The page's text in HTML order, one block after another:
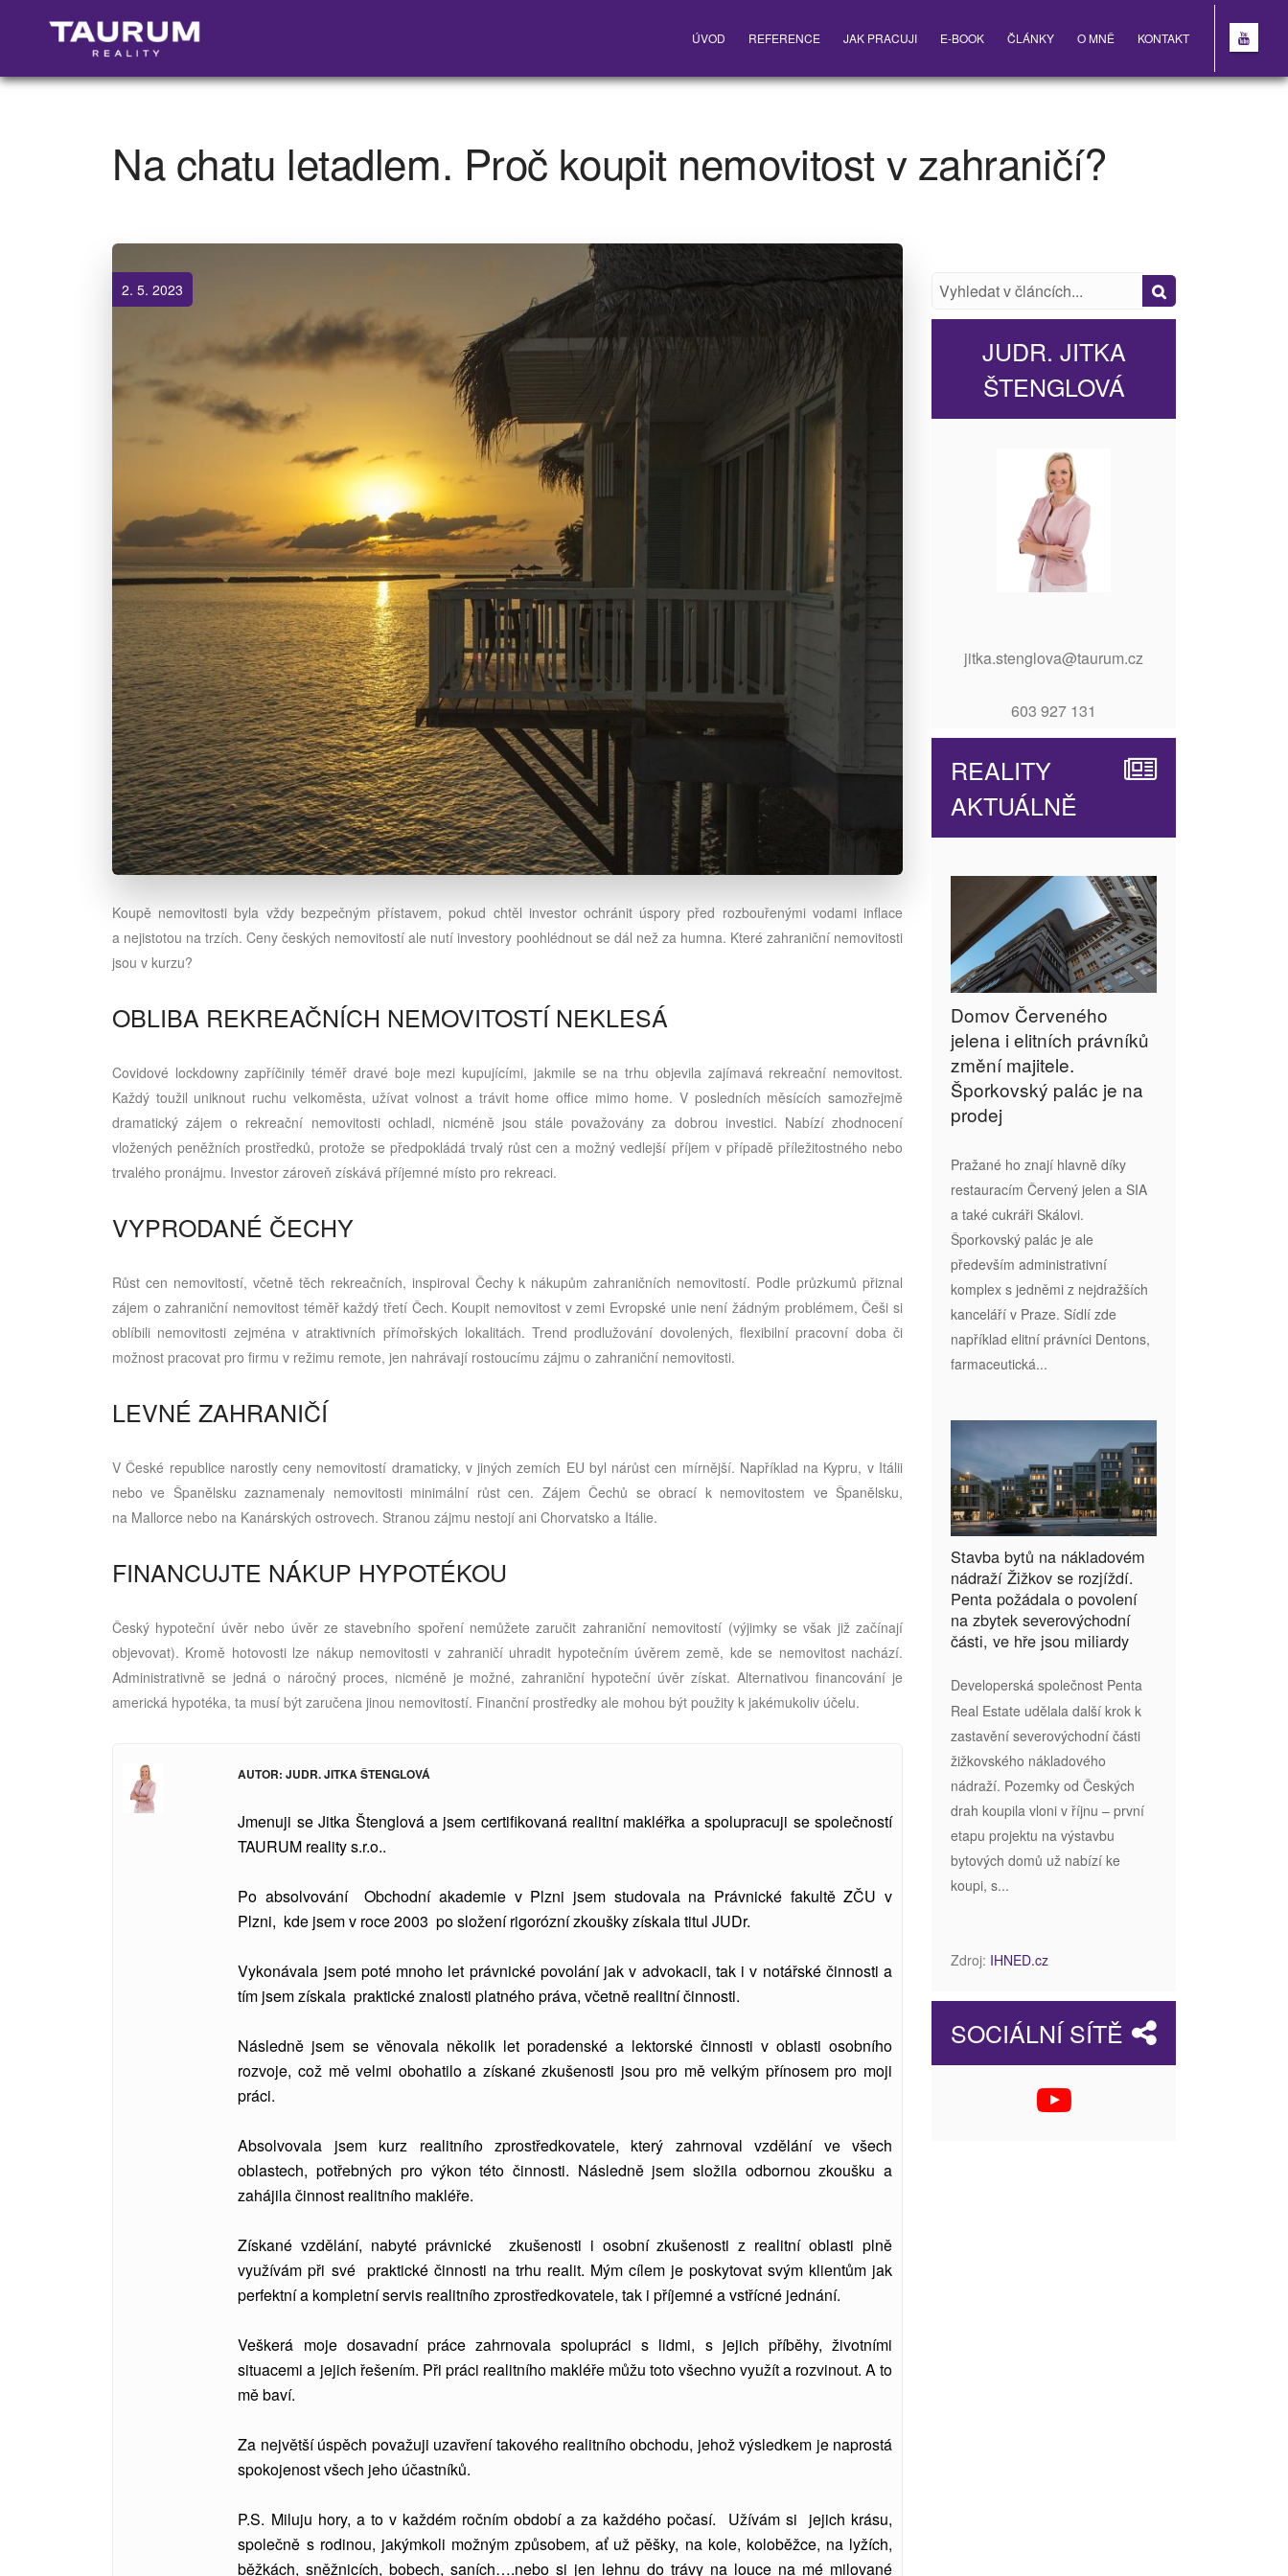
ÚVOD REFERENCE JAK PRACUJI E-BOOK ČLÁNKY O MNĚ KONTAKT
Na chatu letadlem. Proč koupit nemovitost v zahraničí?
2. 5. 2023
Koupě nemovitosti byla vždy bezpečným přístavem, pokud chtěl investor ochránit úspory před rozbouřenými vodami inflace
a nejistotou na trzích. Ceny českých nemovitostí ale nutí investory poohlédnout se dál než za humna. Které zahraniční nemovitosti
jsou v kurzu?
OBLIBA REKREAČNÍCH NEMOVITOSTÍ NEKLESÁ
Covidové lockdowny zapříčinily téměř dravé boje mezi kupujícími, jakmile se na trhu objevila zajímavá rekreační nemovitost.
Každý toužil uniknout ruchu velkoměsta, užívat volnost a trávit home office mimo home. V posledních měsících samozřejmě
dramatický zájem o rekreační nemovitosti ochladl, nicméně jsou stále považovány za dobrou investici. Nabízí zhodnocení
vložených peněžních prostředků, protože se předpokládá trvalý růst cen a možný vedlejší příjem v případě příležitostného nebo
trvalého pronájmu. Investor zároveň získává příjemné místo pro rekreaci.
VYPRODANÉ ČECHY
Růst cen nemovitostí, včetně těch rekreačních, inspiroval Čechy k nákupům zahraničních nemovitostí. Podle průzkumů přiznal
zájem o zahraniční nemovitost téměř každý třetí Čech. Koupit nemovitost v zemi Evropské unie není žádným problémem, Češi si
oblíbili nemovitosti zejména v atraktivních přímořských lokalitách. Trend prodlužování dovolených, flexibilní pracovní doba či
možnost pracovat pro firmu v režimu remote, jen nahrávají rostoucímu zájmu o zahraniční nemovitosti.
LEVNÉ ZAHRANIČÍ
V České republice narostly ceny nemovitostí dramaticky, v jiných zemích EU byl nárůst cen mírnější. Například na Kypru, v Itálii
nebo ve Španělsku zaznamenaly nemovitosti minimální růst cen. Zájem Čechů se obrací k nemovitostem ve Španělsku,
na Mallorce nebo na Kanárských ostrovech. Stranou zájmu nestojí ani Chorvatsko a Itálie.
FINANCUJTE NÁKUP HYPOTÉKOU
Český hypoteční úvěr nebo úvěr ze stavebního spoření nemůžete zaručit zahraniční nemovitostí (výjimky se však již začínají
objevovat). Kromě hotovosti lze nákup nemovitosti v zahraničí uhradit hypotečním úvěrem země, kde se nemovitost nachází.
Administrativně se jedná o náročný proces, nicméně je možné, zahraniční hypoteční úvěr získat. Alternativou financování je
americká hypotéka, ta musí být zaručena jinou nemovitostí. Finanční prostředky ale mohou být použity k jakémukoliv účelu.
AUTOR: JUDR. JITKA ŠTENGLOVÁ
Jmenuji se Jitka Štenglová a jsem certifikovaná realitní makléřka a spolupracuji se společností
TAURUM reality s.r.o..
Po absolvování Obchodní akademie v Plzni jsem studovala na Právnické fakultě ZČU v
Plzni, kde jsem v roce 2003 po složení rigorózní zkoušky získala titul JUDr.
Vykonávala jsem poté mnoho let právnické povolání jak v advokacii, tak i v notářské činnosti a
tím jsem získala praktické znalosti platného práva, včetně realitní činnosti.
Následně jsem se věnovala několik let poradenské a lektorské činnosti v oblasti osobního
rozvoje, což mě velmi obohatilo a získané zkušenosti jsou pro mě velkým přínosem pro moji
práci.
Absolvovala jsem kurz realitního zprostředkovatele, který zahrnoval vzdělání ve všech
oblastech, potřebných pro výkon této činnosti. Následně jsem složila odbornou zkoušku a
zahájila činnost realitního makléře.
Získané vzdělání, nabyté právnické zkušenosti i osobní zkušenosti z realitní oblasti plně
využívám při své praktické činnosti na trhu realit. Mým cílem je poskytovat svým klientům jak
perfektní a kompletní servis realitního zprostředkovatele, tak i příjemné a vstřícné jednání.
Veškerá moje dosavadní práce zahrnovala spolupráci s lidmi, s jejich příběhy, životními
situacemi a jejich řešením. Při práci realitního makléře můžu toto všechno využít a rozvinout. A to
mě baví.
Za největší úspěch považuji uzavření takového realitního obchodu, jehož výsledkem je naprostá
spokojenost všech jeho účastníků.
P.S. Miluju hory, a to v každém ročním období a za každého počasí. Užívám si jejich krásu,
společně s rodinou, jakýmkoli možným způsobem, ať už pěšky, na kole, koloběžce, na lyžích,
běžkách, sněžnicích, bobech, saních….nebo si jen lehnu do trávy na louce na mé milované
JUDR. JITKA
ŠTENGLOVÁ
jitka.stenglova@taurum.cz
603 927 131
REALITY
AKTUÁLNĚ
Domov Červeného
jelena i elitních právníků
změní majitele.
Šporkovský palác je na
prodej
Pražané ho znají hlavně díky
restauracím Červený jelen a SIA
a také cukráři Skálovi.
Šporkovský palác je ale
především administrativní
komplex s jedněmi z nejdražších
kanceláří v Praze. Sídlí zde
například elitní právníci Dentons,
farmaceutická...
Stavba bytů na nákladovém
nádraží Žižkov se rozjíždí.
Penta požádala o povolení
na zbytek severovýchodní
části, ve hře jsou miliardy
Developerská společnost Penta
Real Estate udělala další krok k
zastavění severovýchodní části
žižkovského nákladového
nádraží. Pozemky od Českých
drah koupila vloni v říjnu – první
etapu projektu na výstavbu
bytových domů už nabízí ke
koupi, s...
Zdroj: IHNED.cz
SOCIÁLNÍ SÍTĚ